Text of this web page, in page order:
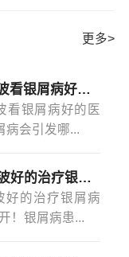
更多>
近期公开！宁波看银屑病好的医院(2月热点)银屑病会引发哪些并发症？
看银屑病好的医
病会引发哪...
“公开发布”宁波好的治疗银屑病的医院_实时公开！银屑病患者能吃菠萝蜜吗？
好的治疗银屑病
！银屑病患...